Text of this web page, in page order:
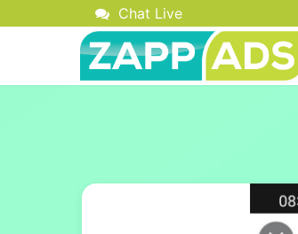
Chat Live